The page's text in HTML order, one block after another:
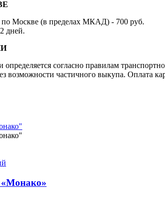
по Москве (в пределах МКАД) - 700 руб.
дней.
определяется согласно правилам
возможности частичного выкупа. Оплата